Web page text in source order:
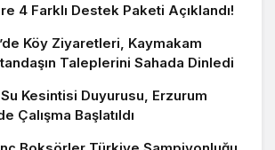
4 Farklı Destek Paketi Açıklandı!
Köy Ziyaretleri, Kaymakam
Taleplerini Sahada Dinledi
Kesintisi Duyurusu, Erzurum
Çalışma Başlatıldı